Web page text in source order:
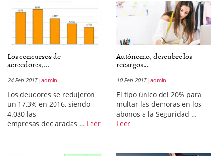
Los concursos de
acreedores,...
24 Feb 2017 admin
Los deudores se redujeron
un 17,3% en 2016, siendo
4.080 las
empresas declaradas … Leer
Autónomo, descubre los
recargos...
10 Feb 2017 admin
El tipo único del 20% para
multar las demoras en los
abonos a la Seguridad …
Leer